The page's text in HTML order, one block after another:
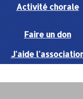
Activité chorale
Faire un don
J'aide